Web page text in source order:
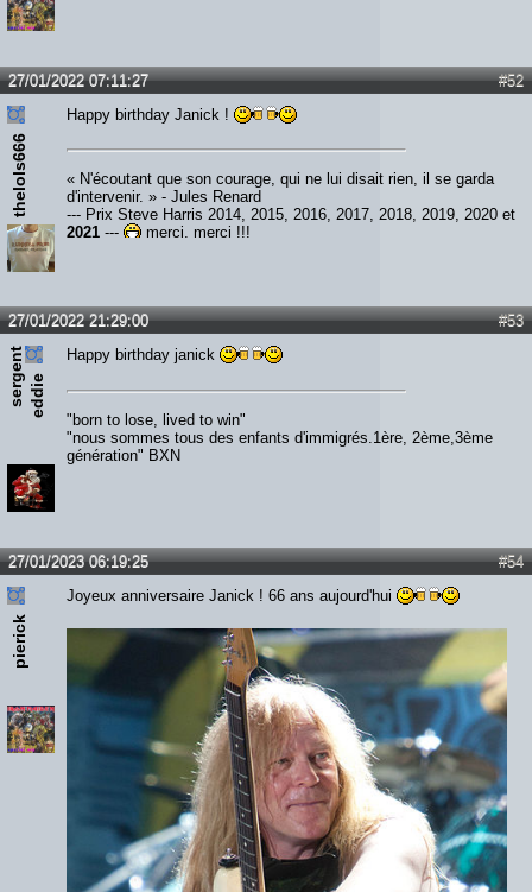
#52
27/01/2022 07:11:27
thelols666
Happy birthday Janick !
« N'écoutant que son courage, qui ne lui disait rien, il se garda
d'intervenir. » - Jules Renard
--- Prix Steve Harris 2014, 2015, 2016, 2017, 2018, 2019, 2020 et
2021 --- merci, merci !!!
#53
27/01/2022 21:29:00
s
e
rg
e
n
t
e
d
d
ie
Happy birthday janick
"born to lose, lived to win"
"nous sommes tous des enfants d'immigrés.1ère, 2ème,3ème
génération" BXN
#54
27/01/2023 06:19:25
pierick
Joyeux anniversaire Janick ! 66 ans aujourd'hui